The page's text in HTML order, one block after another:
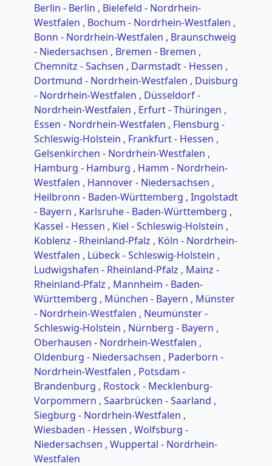
Berlin - Berlin , Bielefeld - Nordrhein-
Westfalen , Bochum - Nordrhein-Westfalen ,
Bonn - Nordrhein-Westfalen , Braunschweig
- Niedersachsen , Bremen - Bremen ,
Chemnitz - Sachsen , Darmstadt - Hessen ,
Dortmund - Nordrhein-Westfalen , Duisburg
- Nordrhein-Westfalen , Düsseldorf -
Nordrhein-Westfalen , Erfurt - Thüringen ,
Essen - Nordrhein-Westfalen , Flensburg -
Schleswig-Holstein , Frankfurt - Hessen ,
Gelsenkirchen - Nordrhein-Westfalen ,
Hamburg - Hamburg , Hamm - Nordrhein-
Westfalen , Hannover - Niedersachsen ,
Heilbronn - Baden-Württemberg , Ingolstadt
- Bayern , Karlsruhe - Baden-Württemberg ,
Kassel - Hessen , Kiel - Schleswig-Holstein ,
Koblenz - Rheinland-Pfalz , Köln - Nordrhein-
Westfalen , Lübeck - Schleswig-Holstein ,
Ludwigshafen - Rheinland-Pfalz , Mainz -
Rheinland-Pfalz , Mannheim - Baden-
Württemberg , München - Bayern , Münster
- Nordrhein-Westfalen , Neumünster -
Schleswig-Holstein , Nürnberg - Bayern ,
Oberhausen - Nordrhein-Westfalen ,
Oldenburg - Niedersachsen , Paderborn -
Nordrhein-Westfalen , Potsdam -
Brandenburg , Rostock - Mecklenburg-
Vorpommern , Saarbrücken - Saarland ,
Siegburg - Nordrhein-Westfalen ,
Wiesbaden - Hessen , Wolfsburg -
Niedersachsen , Wuppertal - Nordrhein-
Westfalen